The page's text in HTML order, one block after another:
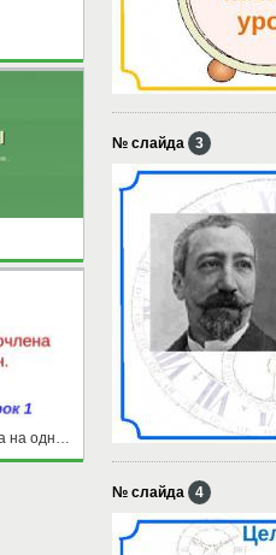
Умножение многочлена на одночлен
№ слайда 3
№ слайда 4